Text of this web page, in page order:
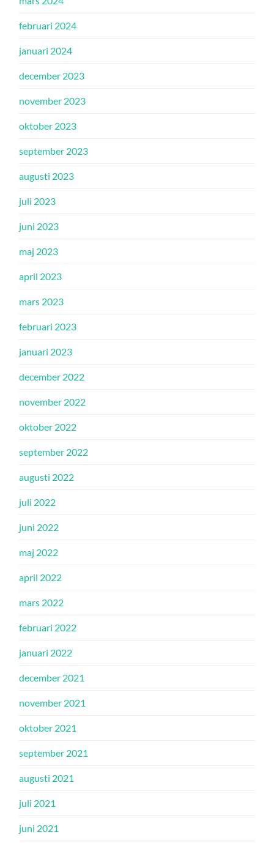
februari 2024
januari 2024
december 2023
november 2023
oktober 2023
september 2023
augusti 2023
juli 2023
juni 2023
maj 2023
april 2023
mars 2023
februari 2023
januari 2023
december 2022
november 2022
oktober 2022
september 2022
augusti 2022
juli 2022
juni 2022
maj 2022
april 2022
mars 2022
februari 2022
januari 2022
december 2021
november 2021
oktober 2021
september 2021
augusti 2021
juli 2021
juni 2021